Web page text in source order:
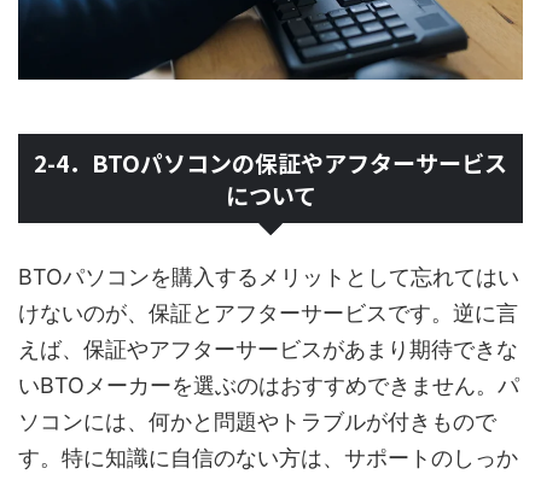
2-4．BTOパソコンの保証やアフターサービス
について
BTOパソコンを購入するメリットとして忘れてはい
けないのが、保証とアフターサービスです。逆に言
えば、保証やアフターサービスがあまり期待できな
いBTOメーカーを選ぶのはおすすめできません。パ
ソコンには、何かと問題やトラブルが付きもので
す。特に知識に自信のない方は、サポートのしっか